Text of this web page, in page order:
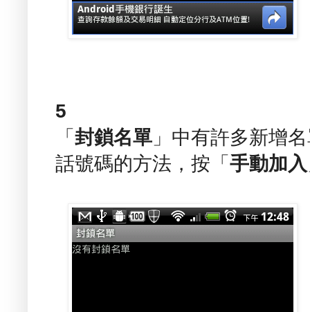
5
「 封鎖名單 」中有許多新增
話號碼的方法，按「 手動加入